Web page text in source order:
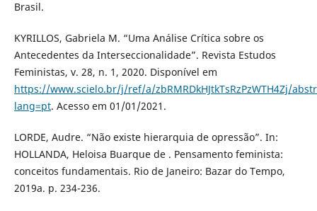
Brasil.
KYRILLOS, Gabriela M. “Uma Análise Crítica sobre os
Antecedentes da Interseccionalidade”. Revista Estudos
Feministas, v. 28, n. 1, 2020. Disponível em
https://www.scielo.br/j/ref/a/zbRMRDkHJtkTsRzPzWTH4Zj/
lang=pt. Acesso em 01/01/2021.
LORDE, Audre. “Não existe hierarquia de opressão”. In:
HOLLANDA, Heloisa Buarque de . Pensamento feminista:
conceitos fundamentais. Rio de Janeiro: Bazar do Tempo,
2019a. p. 234-236.